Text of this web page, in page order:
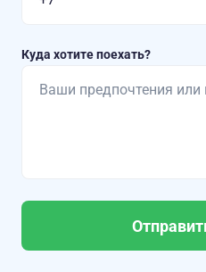
Куда хотите поехать?